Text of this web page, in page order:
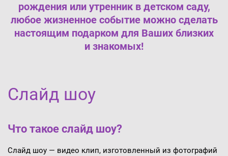
рождения или утренник в детском саду,
любое жизненное событие можно сделать
настоящим подарком для Ваших близких
и знакомых!
Слайд шоу
Что такое слайд шоу?
Слайд шоу — видео клип, изготовленный из фотографий